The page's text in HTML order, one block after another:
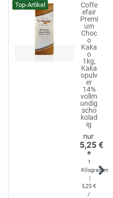
Top-Artikel
Coffe
efair
Premi
um
Choc
o
Kaka
o
1kg,
Kaka
opulv
er
14%
vollm
undig
scho
kolad
ig
5,25 €
*
1
Kilogramm
|
5,25 €
/